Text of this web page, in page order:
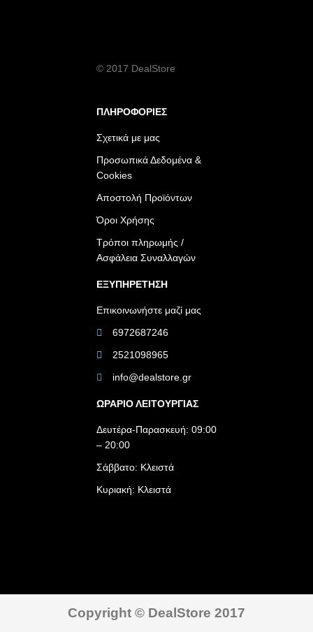
© 2017 DealStore
ΠΛΗΡΟΦΟΡΙΕΣ
Σχετικά με μας
Προσωπικά Δεδομένα &
Cookies
Αποστολή Προϊόντων
Όροι Χρήσης
Τρόποι πληρωμής /
Ασφάλεια Συναλλαγών
ΕΞΥΠΗΡΕΤΗΣΗ
Επικοινωνήστε μαζί μας
6972687246
2521098965
info@dealstore.gr
ΩΡΑΡΙΟ ΛΕΙΤΟΥΡΓΙΑΣ​
Δευτέρα-Παρασκευή: 09:00
– 20:00
Σάββατο: Κλειστά
Κυριακή: Κλειστά
Copyright © DealStore 2017